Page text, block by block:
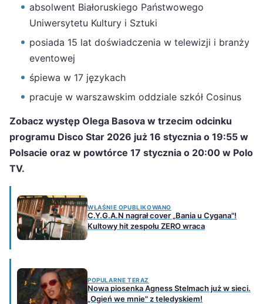
absolwent Białoruskiego Państwowego
Uniwersytetu Kultury i Sztuki
posiada 15 lat doświadczenia w telewizji i branży
eventowej
śpiewa w 17 językach
pracuje w warszawskim oddziale szkół Cosinus
Zobacz występ Olega Basova w trzecim odcinku
programu Disco Star 2026 już 16 stycznia o 19:55 w
Polsacie oraz w powtórce 17 stycznia o 20:00 w Polo
TV.
WŁAŚNIE OPUBLIKOWANO
C.Y.G.A.N nagrał cover „Bania u Cygana"!
Kultowy hit zespołu ZERO wraca
POPULARNE TERAZ
Nowa piosenka Agness Stelmach już w sieci.
„Ogień we mnie" z teledyskiem!